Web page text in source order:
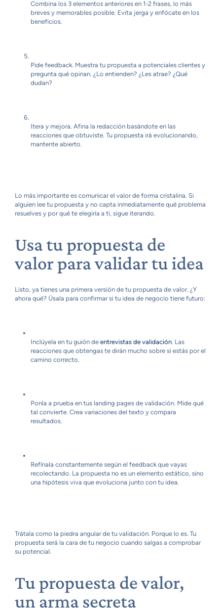
Combina los 3 elementos anteriores en 1-2 frases, lo más
breves y memorables posible. Evita jerga y enfócate en los
beneficios.
Pide feedback. Muestra tu propuesta a potenciales clientes y
pregunta qué opinan. ¿Lo entienden? ¿Les atrae? ¿Qué
dudan?
Itera y mejora. Afina la redacción basándote en las
reacciones que obtuviste. Tu propuesta irá evolucionando,
mantente abierto.
Lo más importante es comunicar el valor de forma cristalina. Si
alguien lee tu propuesta y no capta inmediatamente qué problema
resuelves y por qué te elegiría a ti, sigue iterando.
Usa tu propuesta de
valor para validar tu idea
Listo, ya tienes una primera versión de tu propuesta de valor. ¿Y
ahora qué? Úsala para confirmar si tu idea de negocio tiene futuro:
Inclúyela en tu guión de entrevistas de validación. Las
reacciones que obtengas te dirán mucho sobre si estás por el
camino correcto.
Ponla a prueba en tus landing pages de validación. Mide qué
tal convierte. Crea variaciones del texto y compara
resultados.
Refínala constantemente según el feedback que vayas
recolectando. La propuesta no es un elemento estático, sino
una hipótesis viva que evoluciona junto con tu idea.
Trátala como la piedra angular de tu validación. Porque lo es. Tu
propuesta será la cara de tu negocio cuando salgas a comprobar
su potencial.
Tu propuesta de valor,
un arma secreta